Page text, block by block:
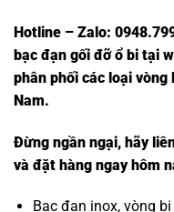
Hotline – Zalo:
bạc đạn gối đỡ ổ bi tại
phân phối các loại
Nam.
Đừng ngần ngại, hãy
và đặt hàng ngay hôm
Bạc đạn inox, vòng